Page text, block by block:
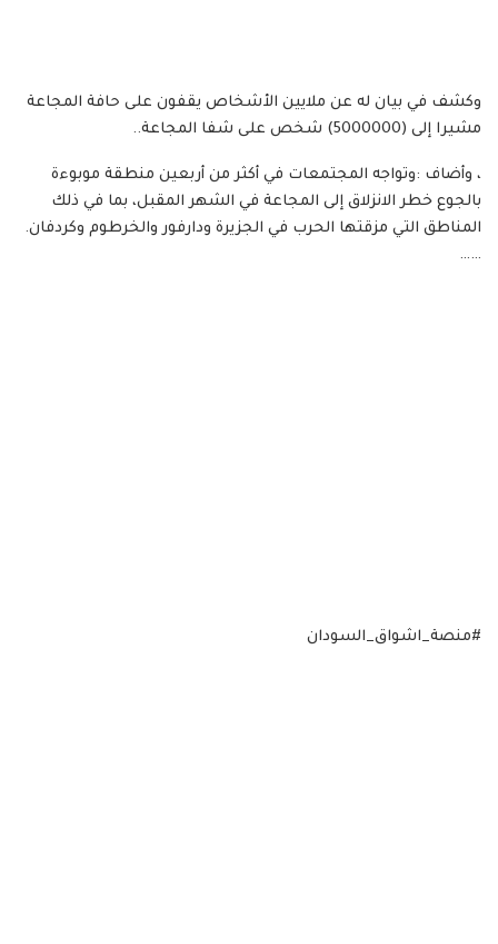
وكشف في بيان له عن ملايين الأشخاص يقفون على حافة المجاعة
مشيرا إلى (5000000) شخص على شفا المجاعة..
، وأضاف :وتواجه المجتمعات في أكثر من أربعين منطقة موبوءة
بالجوع خطر الانزلاق إلى المجاعة في الشهر المقبل، بما في ذلك
المناطق التي مزقتها الحرب في الجزيرة ودارفور والخرطوم وكردفان.
……
#منصة_اشواق_السودان